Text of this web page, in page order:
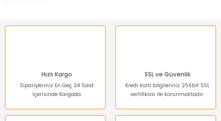
Ürün fiyatı diğer sitelerden daha pahalı.
Gönder
Hızlı Kargo
Siparişleriniz En Geç 24 Saat
İçerisinde Kargoda
SSL ve Güvenlik
Kredi kartı bilgileriniz 256bit SSL
sertifikası ile korunmaktadır.